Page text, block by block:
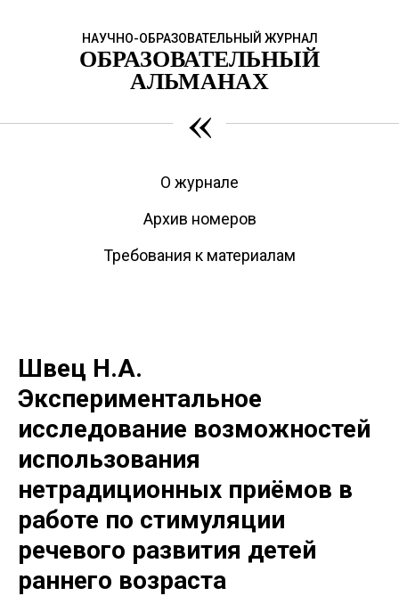
НАУЧНО-ОБРАЗОВАТЕЛЬНЫЙ ЖУРНАЛ
ОБРАЗОВАТЕЛЬНЫЙ
АЛЬМАНАХ
«
О журнале
Архив номеров
Требования к материалам
Швец Н.А.
Экспериментальное
исследование возможностей
использования
нетрадиционных приёмов в
работе по стимуляции
речевого развития детей
раннего возраста